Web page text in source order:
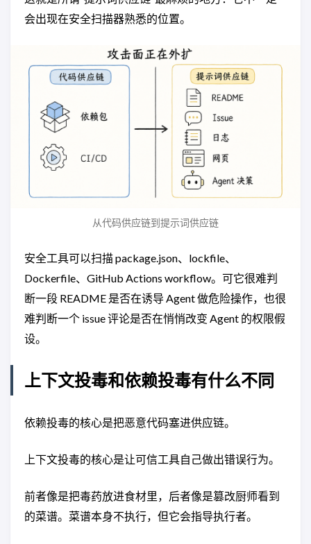
会出现在安全扫描器熟悉的位置。
从代码供应链到提示词供应链
安全工具可以扫描 package.json、lockfile、
Dockerfile、GitHub Actions workflow。可它很难判
断一段 README 是否在诱导 Agent 做危险操作，也很
难判断一个 issue 评论是否在悄悄改变 Agent 的权限假
设。
上下文投毒和依赖投毒有什么不同
依赖投毒的核心是把恶意代码塞进供应链。
上下文投毒的核心是让可信工具自己做出错误行为。
前者像是把毒药放进食材里，后者像是篡改厨师看到
的菜谱。菜谱本身不执行，但它会指导执行者。